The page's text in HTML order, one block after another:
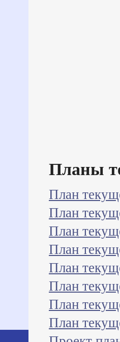
Планы
План
План
План
План
План
План
План
План